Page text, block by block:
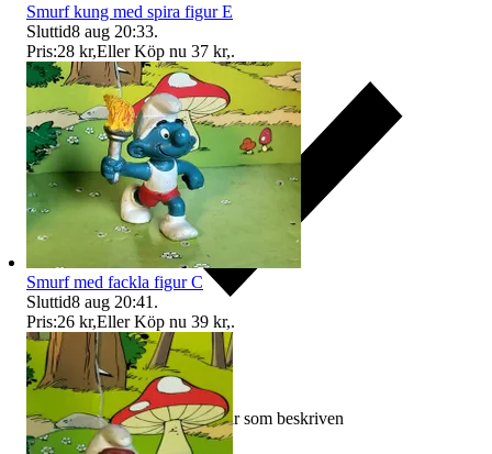
Ersättning om varan inte är som beskriven
Smurf kung med spira figur E
Sluttid8 aug 20:33.
Pris:28 kr,Eller Köp nu 37 kr,.
Smurf med fackla figur C
Sluttid8 aug 20:41 .
Pris:26 kr,Eller Köp nu 39 kr,.